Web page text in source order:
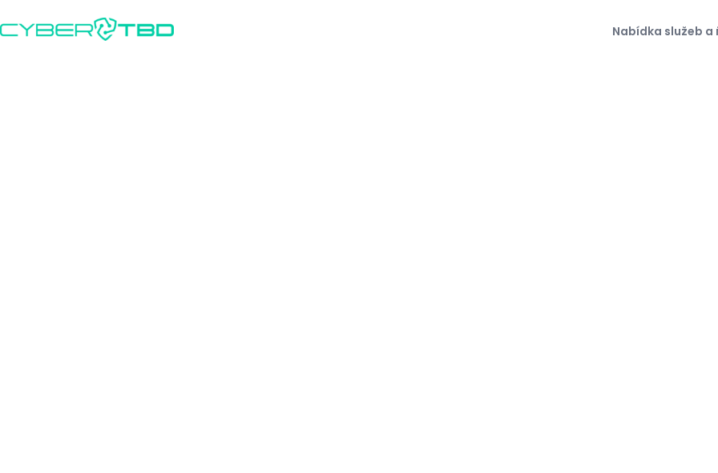
Nabídka služeb a